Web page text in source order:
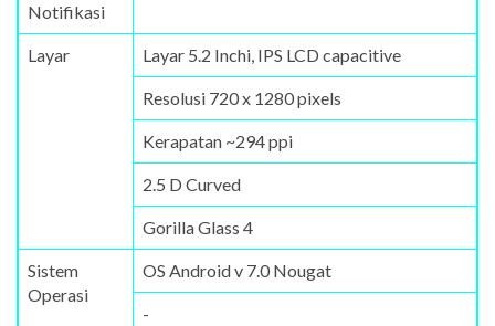
Notifikasi
Layar Layar 5.2 Inchi, IPS LCD capacitive
Resolusi 720 x 1280 pixels
Kerapatan ~294 ppi
2.5 D Curved
Gorilla Glass 4
Sistem
Operasi
OS Android v 7.0 Nougat
-